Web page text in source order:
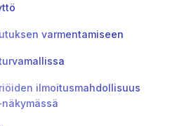
varmentamiseen
ilmoitusmahdollisuus